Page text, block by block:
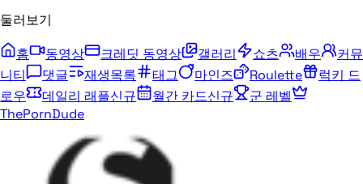
둘러보기
홈
동영상 크레딧 동영상 갤러리 쇼츠 배우
커뮤
니티
댓글 재생목록 태그 마인즈 Roulette
럭키 드
로우
데일리 래플신규 월간 카드신규
군 레벨
ThePornDude